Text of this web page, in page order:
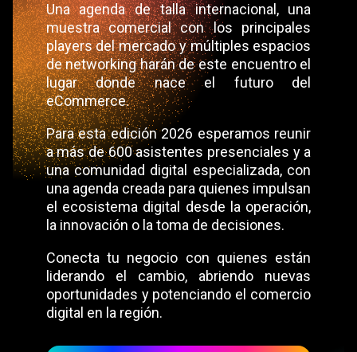
Una agenda de talla internacional, una
muestra comercial con los principales
players del mercado y múltiples espacios
de networking harán de este encuentro el
lugar donde nace el futuro del
eCommerce.
Para esta edición 2026 esperamos reunir
a más de 600 asistentes presenciales y a
una comunidad digital especializada, con
una agenda creada para quienes impulsan
el ecosistema digital desde la operación,
la innovación o la toma de decisiones.
Conecta tu negocio con quienes están
liderando el cambio, abriendo nuevas
oportunidades y potenciando el comercio
digital en la región.